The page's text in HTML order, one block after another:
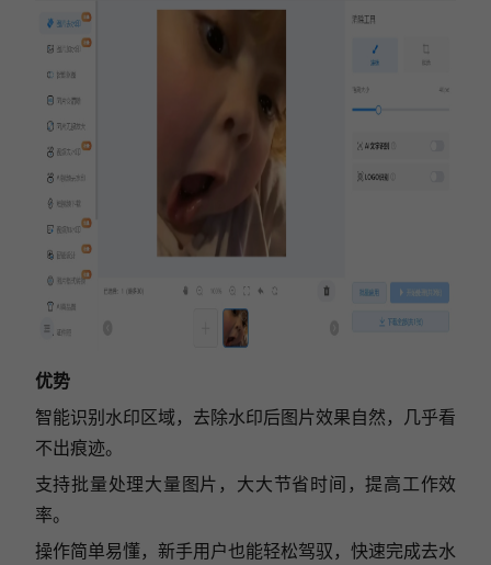
优势
智能识别水印区域，去除水印后图片效果自然，几乎看
不出痕迹。
支持批量处理大量图片，大大节省时间，提高工作效
率。
操作简单易懂，新手用户也能轻松驾驭，快速完成去水